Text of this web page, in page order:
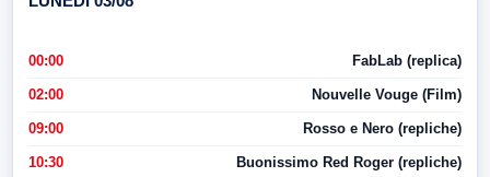
00:00 FabLab (replica)
02:00 Nouvelle Vouge (Film)
09:00 Rosso e Nero (repliche)
10:30 Buonissimo Red Roger (repliche)